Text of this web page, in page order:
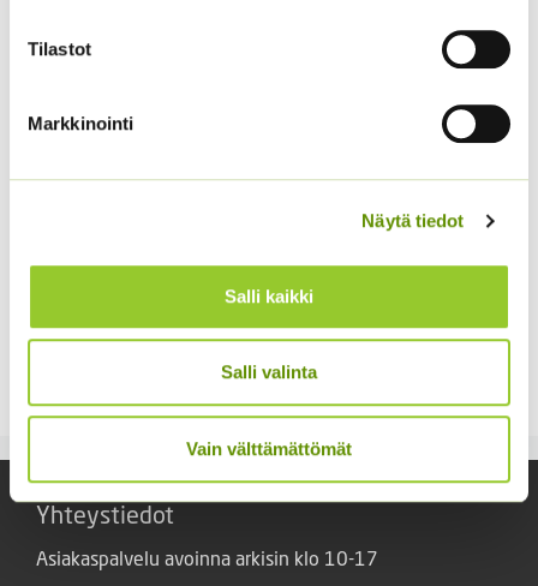
Tilastot
Markkinointi
Näytä tiedot
Salli kaikki
Salli valinta
Vain välttämättömät
5,00€
Kääpiöauringonkukka
Tarhakehäkukka Bon
Yhteystiedot
Asiakaspalvelu avoinna arkisin klo 10-17